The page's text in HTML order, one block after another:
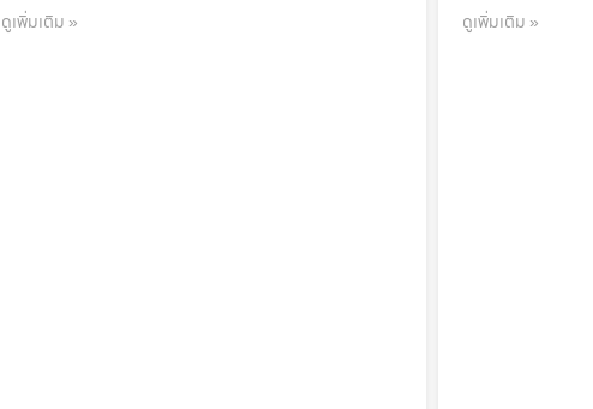
ดูเพิ่มเติม » ดูเพิ่มเติม »